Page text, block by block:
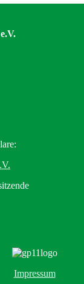
Impressum